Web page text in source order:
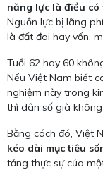
năng lực là điều
Nguồn lực bị lãng
là đất đai hay vốn,
Tuổi 62 hay 60
Nếu Việt Nam biết
nghiệm này trong
thì dân số già
Bằng cách đó, Việt
kéo dài mục tiêu
tảng thực sự của